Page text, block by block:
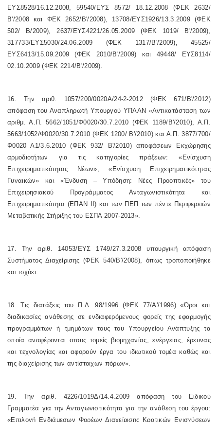
ΕΥΣ8528/16.12.2008, 59540/ΕΥΣ 8572/ 18.12.2008 (ΦΕΚ 2632/
Β'/2008 και ΦΕΚ 2652/Β'/2008), 13708/ΕΥΣ1926/13.3.2009 (ΦΕΚ
502/ Β/2009), 2637/ΕΥΣ4221/26.05.2009 (ΦΕΚ 1019/ Β'/2009),
317733/ΕΥΣ5030/24.06.2009 (ΦΕΚ 1317/Β'/2009), 45525/
ΕΥΣ6413/15.09.2009 (ΦΕΚ 2010/Β'/2009) και 49448/ ΕΥΣ8114/
02.10.2009 (ΦΕΚ 2214/Β'/2009).
16. Την αριθ. 1057/200/0020Α/24-2-2012 (ΦΕΚ 671/Β'/2012)
απόφαση του Αναπληρωτή Υπουργού ΥΠΑΑΝ «Αντικατάσταση των
αριθμ. Α.Π. 5662/1051/Φ0020/30.7.2010 (ΦΕΚ 1189/Β'/2010), Α.Π.
5663/1052/Φ0020/30.7.2010 (ΦΕΚ 1200/ Β'/2010) και Α.Π. 3877/700/
Φ0020 Α1/3.6.2010 (ΦΕΚ 932/ Β'/2010) αποφάσεων Εκχώρησης
αρμοδιοτήτων για τις κατηγορίες πράξεων: «Ενίσχυση
Επιχειρηματικότητας Νέων», «Ενίσχυση Επιχειρηματικότητας
Γυναικών» και «Ένδυση – Υπόδηση: Νέες Προοπτικές» του
Επιχειρησιακού Προγράμματος Ανταγωνιστικότητα και
Επιχειρηματικότητα (ΕΠΑΝ ΙΙ) και των ΠΕΠ των πέντε Περιφερειών
Μεταβατικής Στήριξης του ΕΣΠΑ 2007-2013».
17. Την αριθ. 14053/ΕΥΣ 1749/27.3.2008 υπουργική απόφαση
Συστήματος Διαχείρισης (ΦΕΚ 540/Β'/2008), όπως τροποποιήθηκε
και ισχύει.
18. Τις διατάξεις του Π.Δ. 98/1996 (ΦΕΚ 77/Α'/1996) «Όροι και
διαδικασίες ανάθεσης σε ενδιαφερόμενους φορείς της εφαρμογής
προγραμμάτων ή τμημάτων τους του Υπουργείου Ανάπτυξης τα
οποία αναφέρονται στους τομείς βιομηχανίας, ενέργειας, έρευνας
και τεχνολογίας και αφορούν έργα του ιδιωτικού τομέα καθώς και
της διαχείρισης των αντίστοιχων πόρων».
19. Την αριθ. 4226/1019Δ/14.4.2009 απόφαση του Ειδικού
Γραμματέα για την Ανταγωνιστικότητα για την ανάθεση του έργου:
«Επιλογή Ενδιάμεσων Φορέων Διαχείρισης Κρατικών Ενισχύσεων